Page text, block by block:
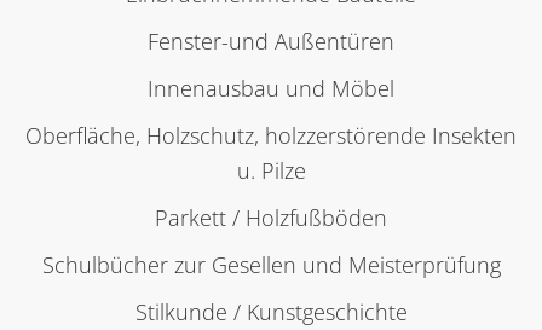
Leistungen
NACHSCHLAGEWERKE
Fenster-und Außentüren
Innenausbau und Möbel
Oberfläche, Holzschutz, holzzerstörende Insekten
u. Pilze
Parkett / Holzfußböden
Schulbücher zur Gesellen und Meisterprüfung
Stilkunde / Kunstgeschichte